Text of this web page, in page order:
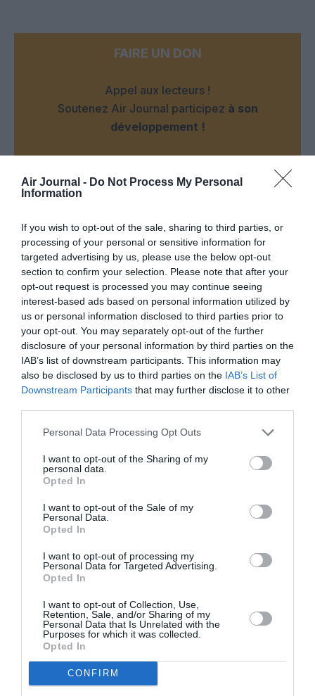
Air Journal - Do Not Process My Personal
Information
If you wish to opt-out of the sale, sharing to third parties, or
processing of your personal or sensitive information for
targeted advertising by us, please use the below opt-out
section to confirm your selection. Please note that after your
opt-out request is processed you may continue seeing
interest-based ads based on personal information utilized by
us or personal information disclosed to third parties prior to
your opt-out. You may separately opt-out of the further
disclosure of your personal information by third parties on the
IAB’s list of downstream participants. This information may
also be disclosed by us to third parties on the IAB’s List of
Downstream Participants that may further disclose it to other
Personal Data Processing Opt Outs
I want to opt-out of the Sharing of my
personal data.
Opted In
I want to opt-out of the Sale of my
Personal Data.
Opted In
I want to opt-out of processing my
Personal Data for Targeted Advertising.
Opted In
I want to opt-out of Collection, Use,
Retention, Sale, and/or Sharing of my
Personal Data that Is Unrelated with the
Purposes for which it was collected.
Opted In
CONFIRM
FAIRE UN DON
Appel aux lecteurs !
Soutenez Air Journal participez à son
développement !
NOUS SOUTENIR
DERNIERS COMMENTAIRES
Wwda commenté l'article :
Fiabilité du COMAC C919 : des anomalies signalées
dans un document attribué à China Southern Airlines
Helpera commenté l'article :
Airlines relie l’Écosse à l’Australie
ABONNEMENT
PUBLICITÉ
MASQUÉE
PSEUDONYME
RÉSERVÉ
COMMENTAIRE
EN SAVOIR PLUS